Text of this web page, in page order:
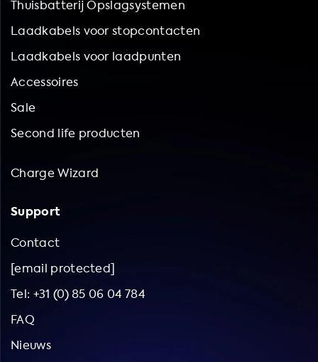
Thuisbatterij Opslagsystemen
Laadkabels voor stopcontacten
Laadkabels voor laadpunten
Accessoires
Sale
Second life producten
Charge Wizard
Support
Contact
[email protected]
Tel: +31 (0) 85 06 04 784
FAQ
Nieuws